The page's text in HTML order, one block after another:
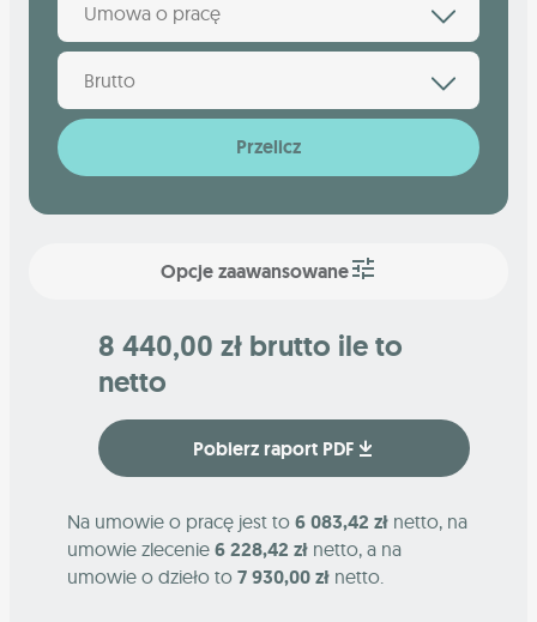
Umowa o pracę
Brutto
Przelicz
Opcje zaawansowane
8 440,00 zł brutto ile to
netto
Pobierz raport PDF
Na umowie o pracę jest to 6 083,42 zł netto, na
umowie zlecenie 6 228,42 zł netto, a na
umowie o dzieło to 7 930,00 zł netto.